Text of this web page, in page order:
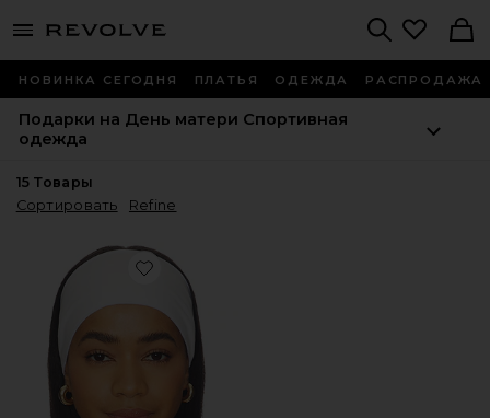
menu - shows more content
НОВИНКА СЕГОДНЯ ПЛАТЬЯ ОДЕЖДА РАСПРОДАЖА
Подарки на День матери Спортивная
одежда
15 Товары
Сортировать
Refine
Favorite ????? ??????? ?? ?????? (3 ??.) THE ASSORTED